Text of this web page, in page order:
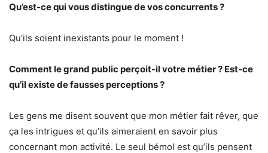
Qu’est-ce qui vous distingue de vos concurrents ?
Qu’ils soient inexistants pour le moment !
Comment le grand public perçoit-il votre métier ? Est-ce
qu’il existe de fausses perceptions ?
Les gens me disent souvent que mon métier fait rêver, que
ça les intrigues et qu’ils aimeraient en savoir plus
concernant mon activité. Le seul bémol est qu’ils pensent